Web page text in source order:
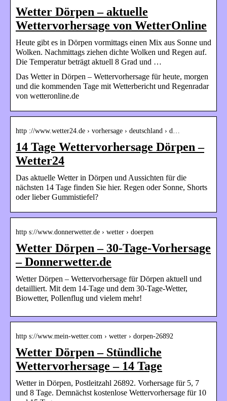
Wetter Dörpen – aktuelle
Wettervorhersage von WetterOnline
Heute gibt es in Dörpen vormittags einen Mix aus Sonne und
Wolken. Nachmittags ziehen dichte Wolken und Regen auf.
Die Temperatur beträgt aktuell 8 Grad und …
Das Wetter in Dörpen – Wettervorhersage für heute, morgen
und die kommenden Tage mit Wetterbericht und Regenradar
von wetteronline.de
http ://www.wetter24.de › vorhersage › deutschland › d…
14 Tage Wettervorhersage Dörpen –
Wetter24
Das aktuelle Wetter in Dörpen und Aussichten für die
nächsten 14 Tage finden Sie hier. Regen oder Sonne, Shorts
oder lieber Gummistiefel?
http s://www.donnerwetter.de › wetter › doerpen
Wetter Dörpen – 30-Tage-Vorhersage
– Donnerwetter.de
Wetter Dörpen – Wettervorhersage für Dörpen aktuell und
detailliert. Mit dem 14-Tage und dem 30-Tage-Wetter,
Biowetter, Pollenflug und vielem mehr!
http s://www.mein-wetter.com › wetter › dorpen-26892
Wetter Dörpen – Stündliche
Wettervorhersage – 14 Tage
Wetter in Dörpen, Postleitzahl 26892. Vorhersage für 5, 7
und 8 Tage. Demnächst kostenlose Wettervorhersage für 10